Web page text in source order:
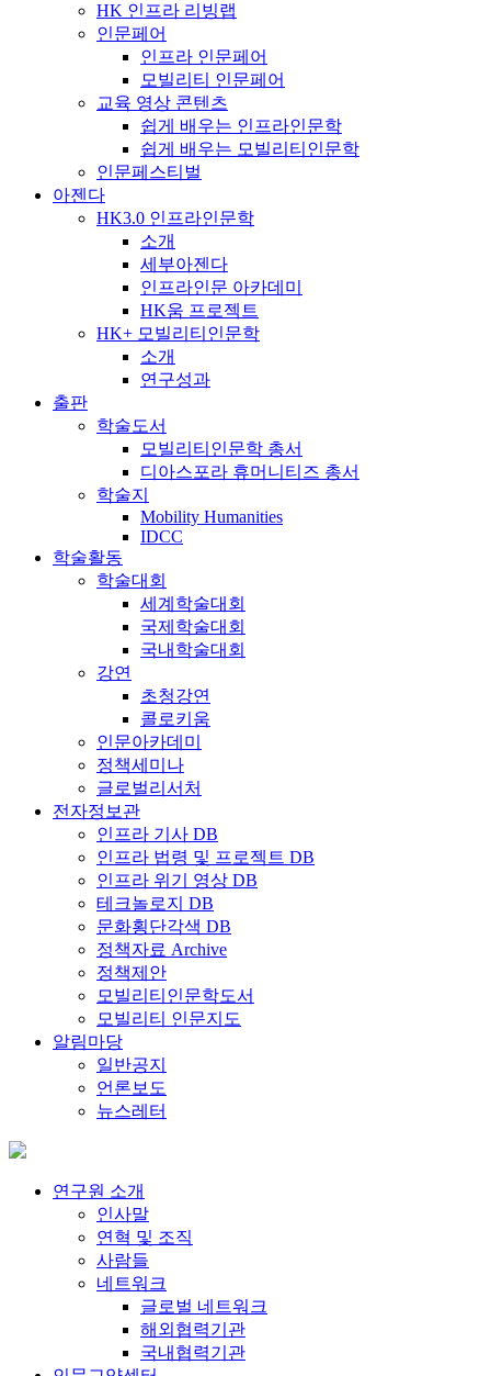
HK 인프라 리빙랩
인문페어
인프라 인문페어
모빌리티 인문페어
교육 영상 콘텐츠
쉽게 배우는 인프라인문학
쉽게 배우는 모빌리티인문학
인문페스티벌
아젠다
HK3.0 인프라인문학
소개
세부아젠다
인프라인문 아카데미
HK움 프로젝트
HK+ 모빌리티인문학
소개
연구성과
출판
학술도서
모빌리티인문학 총서
디아스포라 휴머니티즈 총서
학술지
Mobility Humanities
IDCC
학술활동
학술대회
세계학술대회
국제학술대회
국내학술대회
강연
초청강연
콜로키움
인문아카데미
정책세미나
글로벌리서처
전자정보관
인프라 기사 DB
인프라 법령 및 프로젝트 DB
인프라 위기 영상 DB
테크놀로지 DB
문화횡단각색 DB
정책자료 Archive
정책제안
모빌리티인문학도서
모빌리티 인문지도
알림마당
일반공지
언론보도
뉴스레터
연구원 소개
인사말
연혁 및 조직
사람들
네트워크
글로벌 네트워크
해외협력기관
국내협력기관